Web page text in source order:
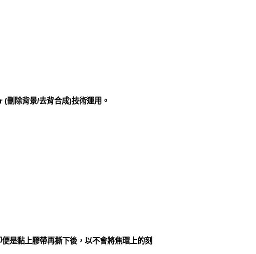
刪除背景/去背合成)技術運用。
是黏上膠帶再撕下後，以不會將焦環上的刻